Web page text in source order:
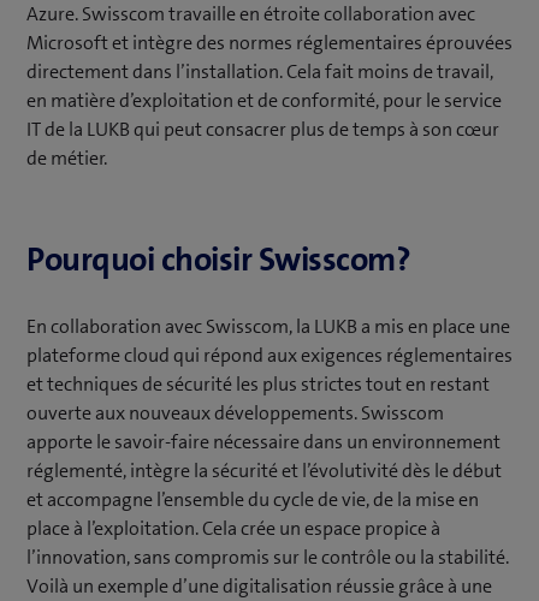
Azure. Swisscom travaille en étroite collaboration avec
Microsoft et intègre des normes réglementaires éprouvées
directement dans l’installation. Cela fait moins de travail,
en matière d’exploitation et de conformité, pour le service
IT de la LUKB qui peut consacrer plus de temps à son cœur
de métier.
Pourquoi choisir Swisscom?
En collaboration avec Swisscom, la LUKB a mis en place une
plateforme cloud qui répond aux exigences réglementaires
et techniques de sécurité les plus strictes tout en restant
ouverte aux nouveaux développements. Swisscom
apporte le savoir-faire nécessaire dans un environnement
réglementé, intègre la sécurité et l’évolutivité dès le début
et accompagne l’ensemble du cycle de vie, de la mise en
place à l’exploitation. Cela crée un espace propice à
l’innovation, sans compromis sur le contrôle ou la stabilité.
Voilà un exemple d’une digitalisation réussie grâce à une